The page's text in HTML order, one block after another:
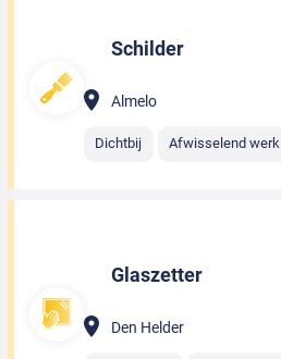
Schilder
Almelo
Dichtbij Afwisselend werk
Glaszetter
Den Helder